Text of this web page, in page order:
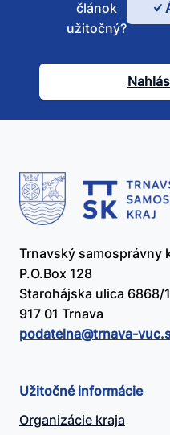
článok
užitočný?
Trnavský samosprávny
P.O.Box 128
Starohájska ulica 6868/
917 01 Trnava
podatelna@​trnava-
Užitočné informácie
Organizácie kraja